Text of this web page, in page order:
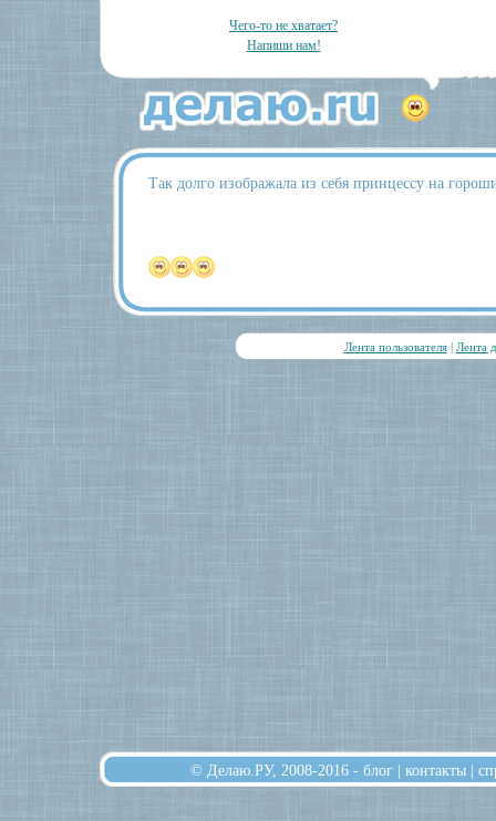
Чего-то не хватает?
Напиши нам!
Так долго изображала из себя принцессу на
Лента пользователя| Лента
© Делаю.РУ, 2008-2016 - блог | контакты |